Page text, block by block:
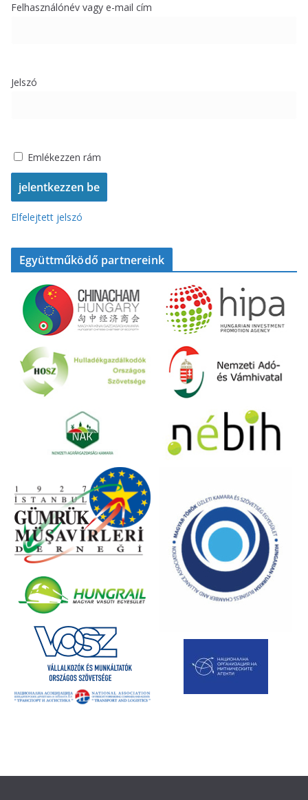
Felhasználónév vagy e-mail cím
Jelszó
Emlékezzen rám
Elfelejtett jelszó
Együttműködő partnereink